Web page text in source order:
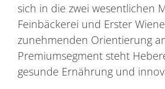
sich in die zwei wesentlichen
Feinbäckerei und Erster
zunehmenden Orientierung
Premiumsegment steht
gesunde Ernährung und